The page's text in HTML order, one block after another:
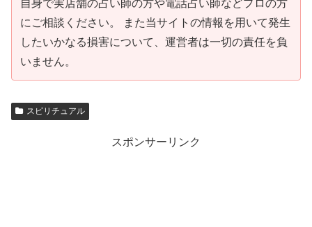
自身で実店舗の占い師の方や電話占い師などプロの方
にご相談ください。 また当サイトの情報を用いて発生
したいかなる損害について、運営者は一切の責任を負
いません。
スピリチュアル
スポンサーリンク